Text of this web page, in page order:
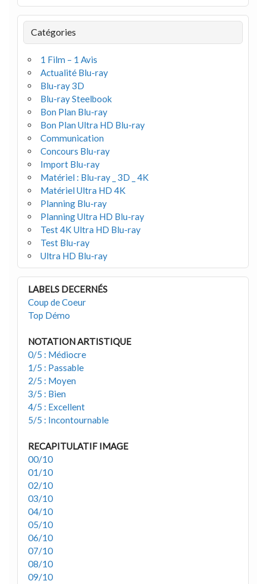
Catégories
1 Film – 1 Avis
Actualité Blu-ray
Blu-ray 3D
Blu-ray Steelbook
Bon Plan Blu-ray
Bon Plan Ultra HD Blu-ray
Communication
Concours Blu-ray
Import Blu-ray
Matériel : Blu-ray _ 3D _ 4K
Matériel Ultra HD 4K
Planning Blu-ray
Planning Ultra HD Blu-ray
Test 4K Ultra HD Blu-ray
Test Blu-ray
Ultra HD Blu-ray
LABELS DECERNÉS
Coup de Coeur
Top Démo
NOTATION ARTISTIQUE
0/5 : Médiocre
1/5 : Passable
2/5 : Moyen
3/5 : Bien
4/5 : Excellent
5/5 : Incontournable
RECAPITULATIF IMAGE
00/10
01/10
02/10
03/10
04/10
05/10
06/10
07/10
08/10
09/10